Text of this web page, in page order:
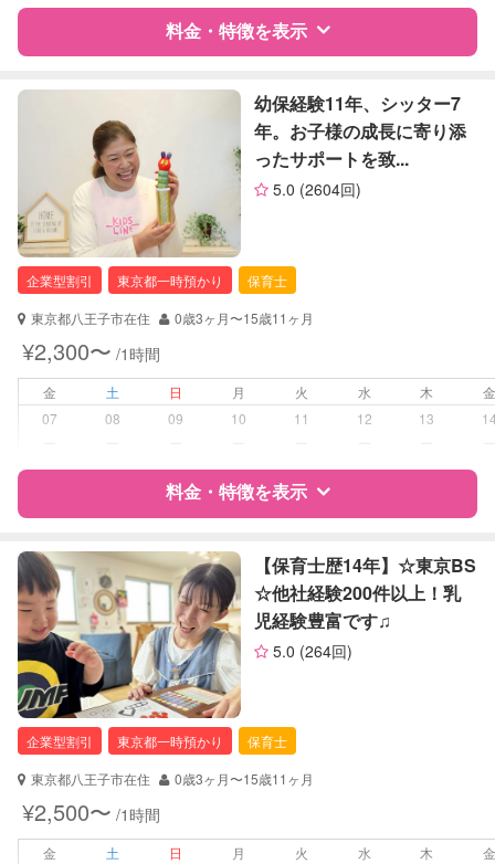
料金・特徴を表示
特徴 料金 レビュー
サポートの特徴
資格
企業型割引対象(旧内閣府補助対象)
自治体届出済ベビーシッター
保育士
幼稚園教諭
病児対応 病児、病後児、ともに不可
障がい児対応 対応可否は個別に相談
レッスン 絵・工作レッスン
定期予約 お引き受けしていません
お子様の撮影
（定期特典）
対応不可
幼保経験11年、シッター7
年。お子様の成長に寄り添
ったサポートを致...
5.0 (2604回)
企業型割引 東京都一時預かり
保育士
東京都八王子市在住
0歳3ヶ月〜15歳11ヶ月
¥2,300〜 /1時間
金 土 日 月 火 水 木
07
08 09 10 11 12 13
料金・特徴を表示
特徴 料金 レビュー
サポートの特徴
資格
企業型割引対象(旧内閣府補助対象)
自治体届出済ベビーシッター
保育士
幼稚園教諭
病児対応 病児、病後児、ともに不可
【保育士歴14年】☆東京BS
☆他社経験200件以上！乳
児経験豊富です♫
5.0 (264回)
企業型割引 東京都一時預かり
保育士
東京都八王子市在住
0歳3ヶ月〜15歳11ヶ月
¥2,500〜 /1時間
金 土 日 月 火 水 木